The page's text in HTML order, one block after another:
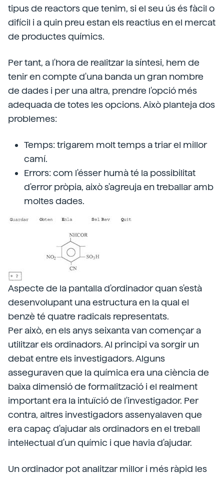
tipus de reactors que tenim, si el seu ús és fàcil o
difícil i a quin preu estan els reactius en el mercat
de productes químics.
Per tant, a l'hora de realitzar la síntesi, hem de
tenir en compte d'una banda un gran nombre
de dades i per una altra, prendre l'opció més
adequada de totes les opcions. Això planteja dos
problemes:
Temps: trigarem molt temps a triar el millor
camí.
Errors: com l'ésser humà té la possibilitat
d'error pròpia, això s'agreuja en treballar amb
moltes dades.
Aspecte de la pantalla d'ordinador quan s'està
desenvolupant una estructura en la qual el
benzè té quatre radicals representats.
Per això, en els anys seixanta van començar a
utilitzar els ordinadors. Al principi va sorgir un
debat entre els investigadors. Alguns
asseguraven que la química era una ciència de
baixa dimensió de formalització i el realment
important era la intuïció de l'investigador. Per
contra, altres investigadors assenyalaven que
era capaç d'ajudar als ordinadors en el treball
intel·lectual d'un químic i que havia d'ajudar.
Un ordinador pot analitzar millor i més ràpid les